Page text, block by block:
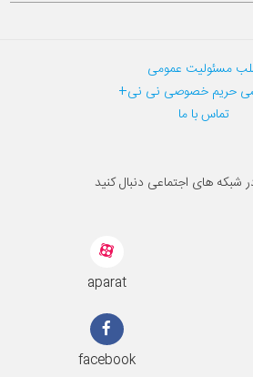
مسئولیت عمومی
حریم خصوصی نی نی+
تماس با ما
شبکه های اجتماعی دنبال کنید
aparat
facebook